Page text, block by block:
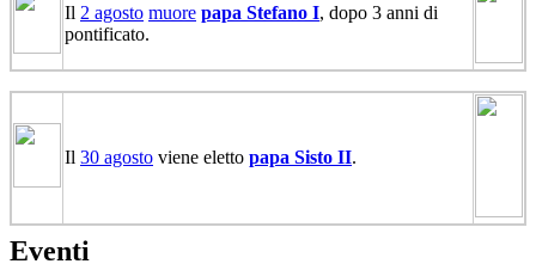
Il 2 agosto muore papa Stefano I, dopo 3 anni di
pontificato.
Il 30 agosto viene eletto papa Sisto II.
Eventi